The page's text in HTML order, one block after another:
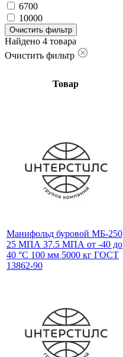
6700
10000
Очистить фильтр
Найдено 4 товара
Очистить фильтр
Товар
Манифольд буровой МБ-250
25 МПА 37.5 МПА от -40 до
40 °C 100 мм 5000 кг ГОСТ
13862-90